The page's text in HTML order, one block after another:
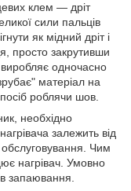
клем — дріт
сили пальців
як мідний дріт і
просто закрутивши
виробляє одночасно
матеріал на
роблячи шов.
необхідно
залежить від
обслуговування. Чим
нагрівач. Умовно
запаювання.